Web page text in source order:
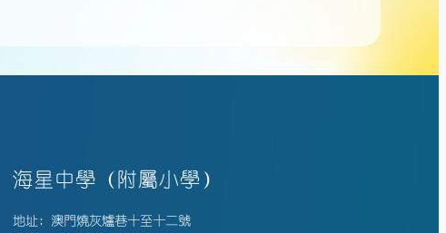
海星中學（附屬小學）
地址: 澳門燒灰爐巷十至十二號